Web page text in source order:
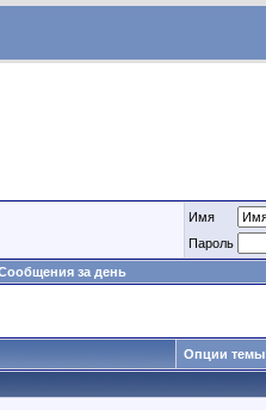
Имя
Пароль
за день
Опции темы